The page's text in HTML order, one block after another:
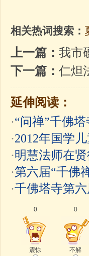
相关热词搜索：
上一篇： 我市
下一篇： 仁炟
延伸阅读：
·“问禅”千佛
·2012年国学
·明慧法师在
·第六届“千佛
·千佛塔寺第
0
震惊
0
不解